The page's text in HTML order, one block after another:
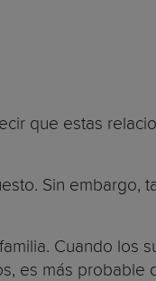
que estas
Sin embargo,
Cuando los
es más probable